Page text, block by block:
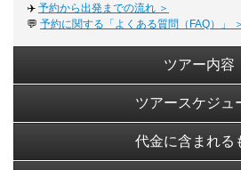
✈️ 予約から出発までの流れ ＞
💬 予約に関する「よくある質問（FAQ）」 ＞
ツアー内容
ツアースケジュ
代金に含まれる